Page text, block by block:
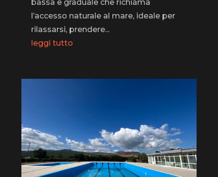
bassa e graduale che richiama
l’accesso naturale al mare, ideale per
rilassarsi, prendere...
leggi tutto